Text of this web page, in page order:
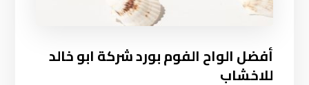
أفضل الواح الفوم بورد شركة ابو خالد
للاخشاب